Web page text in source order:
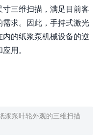
三维扫描，满足目前客
需求。因此，手持式激光
的纸浆泵机械设备的逆
用。
浆泵叶轮外观的三维扫描